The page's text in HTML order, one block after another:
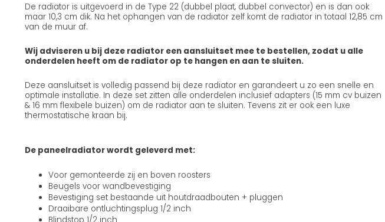
De radiator is uitgevoerd in de Type 22 (dubbel plaat, dubbel convector) en is dan ook
maar 10,3 cm dik. Na het ophangen van de radiator zelf komt de radiator in totaal 12,85 cm
van de muur af.
Wij adviseren u bij deze radiator een aansluitset mee te bestellen, zodat u alle
onderdelen heeft om de radiator op te hangen en aan te sluiten.
Deze aansluitset is volledig passend bij deze radiator en garandeert u zo een snelle en
optimale installatie. In deze set zitten alle onderdelen inclusief adapters (15 mm cv buizen
& 16 mm flexibele buizen) om de radiator aan te sluiten. Tevens zit er ook een luxe
thermostatische kraan bij.
De paneelradiator wordt geleverd met:
Voor gemonteerde zij en boven roosters
Beugels voor wandbevestiging
Bevestiging set bestaande uit houtdraadbouten + pluggen
Draaibare ontluchtingsplug 1/2 inch